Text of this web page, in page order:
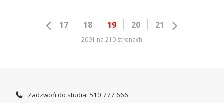
17 18 19 20 21
2091 na 210 stronach
Zadzwoń do studia: 510 777 666